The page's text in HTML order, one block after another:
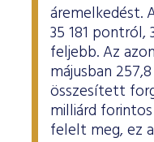
áremelkedést.
35 181
feljebb. Az
májusban
összesített
milliárd
felelt meg, ez